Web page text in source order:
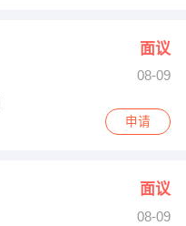
面议
08-09
申请
面议
08-09